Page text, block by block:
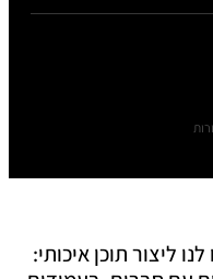
ליצור תוכן איכותי: